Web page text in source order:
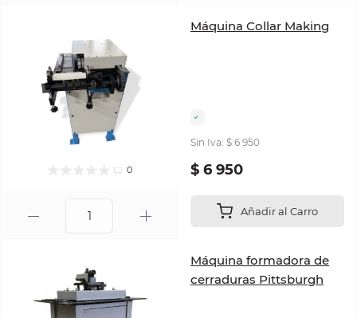
0
Máquina Collar Making
Sin Iva: $ 6 950
$ 6 950
Añadir al Carro
Máquina formadora de
cerraduras Pittsburgh